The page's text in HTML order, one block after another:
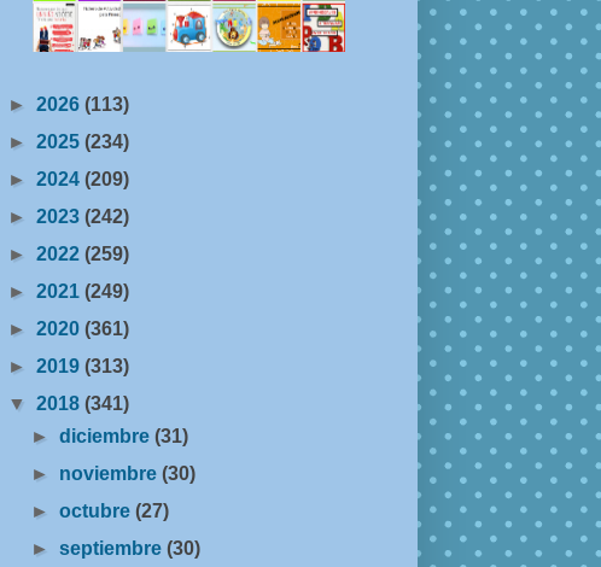
► 2026 (113)
► 2025 (234)
► 2024 (209)
► 2023 (242)
► 2022 (259)
► 2021 (249)
► 2020 (361)
► 2019 (313)
▼ 2018 (341)
►diciembre(31)
► noviembre(30)
►octubre(27)
►septiembre(30)